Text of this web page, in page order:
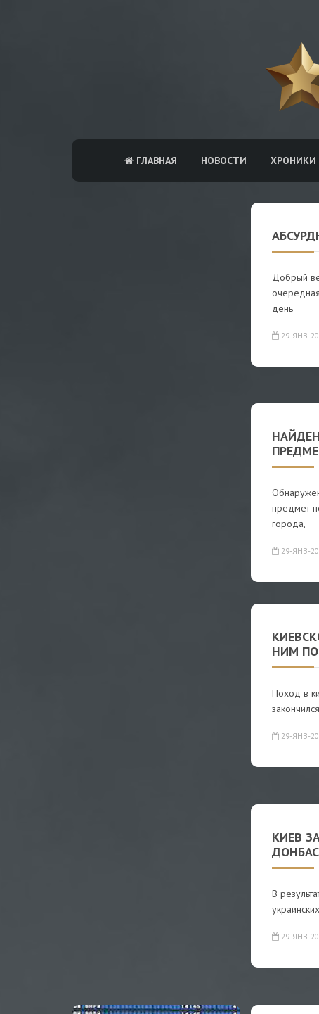
ГЛАВНАЯ НОВОСТИ
Добрый
день
29-ЯНВ-
предмет
города,
29-ЯНВ-
НИМ
Поход в
29-ЯНВ-
КИЕВ
В
29-ЯНВ-